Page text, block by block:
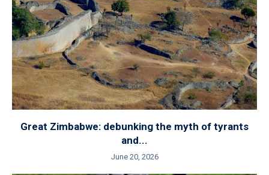
Great Zimbabwe: debunking the myth of tyrants
and...
June 20, 2026